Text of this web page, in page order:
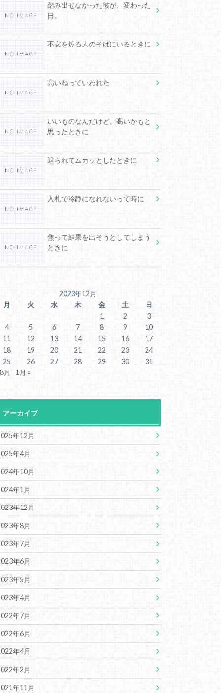
踏み出せなかった彼が、変わった
日。
不安を煽る人のそばにいるときに
高いねっていわれた
いいものなんだけど、高いかもと
思ったときに
遮られてムカッとしたときに
入札で冷静になれないって時に
焦って結果を出そうとしてしまう
ときに
2023年12月
月
火 水 木 金 土
日
1
2
3
4
5 6 7 8 9
10
11
12 13 14 15 16
17
18
19 20 21 22 23
24
25
26 27 28 29 30
31
月
1月 »
アーカイブ
年12月
年4月
年10月
年1月
年12月
年8月
年7月
年6月
年5月
年4月
年7月
年6月
年4月
年2月
年11月